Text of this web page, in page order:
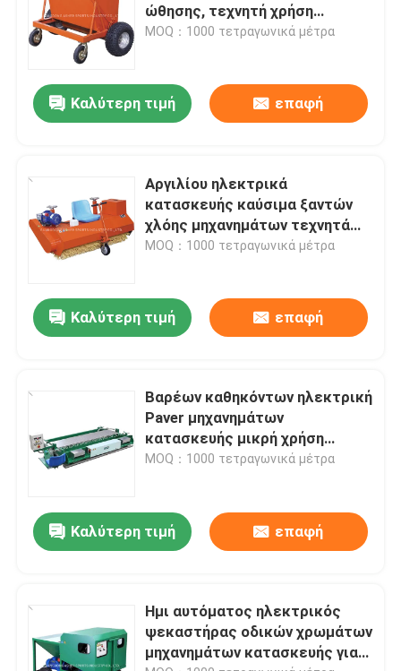
ώθησης, τεχνητή χρήση
επίστρωσης σκουπών τύρφης
MOQ：1000 τετραγωνικά μέτρα
Καλύτερη τιμή επαφή
Αργιλίου ηλεκτρικά
κατασκευής καύσιμα ξαντών
χλόης μηχανημάτων τεχνητά
που τροφοδοτούνται
MOQ：1000 τετραγωνικά μέτρα
Καλύτερη τιμή επαφή
Βαρέων καθηκόντων ηλεκτρική
Paver μηχανημάτων
κατασκευής μικρή χρήση
διαδρόμων μηχανών
MOQ：1000 τετραγωνικά μέτρα
Καλύτερη τιμή επαφή
Ημι αυτόματος ηλεκτρικός
ψεκαστήρας οδικών χρωμάτων
μηχανημάτων κατασκευής για